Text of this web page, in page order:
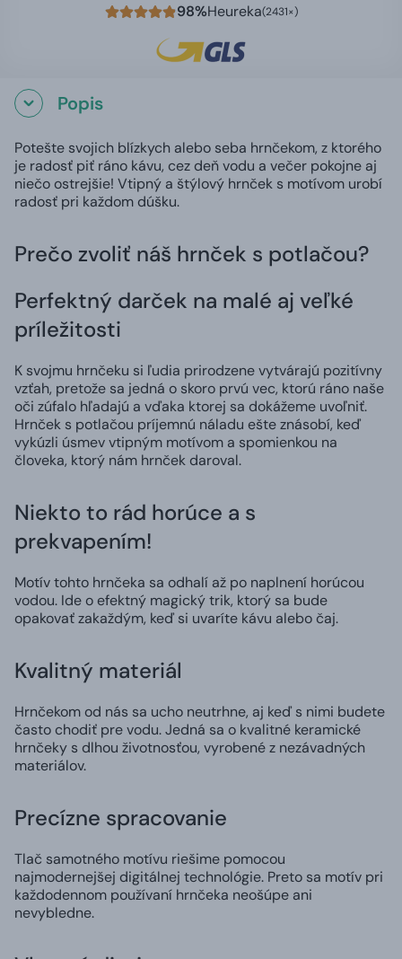
98%Heureka(2431×)
Popis
Potešte svojich blízkych alebo seba hrnčekom, z ktorého
je radosť piť ráno kávu, cez deň vodu a večer pokojne aj
niečo ostrejšie! Vtipný a štýlový hrnček s motívom urobí
radosť pri každom dúšku.
Prečo zvoliť náš hrnček s potlačou?
Perfektný darček na malé aj veľké
príležitosti
K svojmu hrnčeku si ľudia prirodzene vytvárajú pozitívny
vzťah, pretože sa jedná o skoro prvú vec, ktorú ráno naše
oči zúfalo hľadajú a vďaka ktorej sa dokážeme uvoľniť.
Hrnček s potlačou príjemnú náladu ešte znásobí, keď
vykúzli úsmev vtipným motívom a spomienkou na
človeka, ktorý nám hrnček daroval.
Niekto to rád horúce a s
prekvapením!
Motív tohto hrnčeka sa odhalí až po naplnení horúcou
vodou. Ide o efektný magický trik, ktorý sa bude
opakovať zakaždým, keď si uvaríte kávu alebo čaj.
Kvalitný materiál
Hrnčekom od nás sa ucho neutrhne, aj keď s nimi budete
často chodiť pre vodu. Jedná sa o kvalitné keramické
hrnčeky s dlhou životnosťou, vyrobené z nezávadných
materiálov.
Precízne spracovanie
Tlač samotného motívu riešime pomocou
najmodernejšej digitálnej technológie. Preto sa motív pri
každodennom používaní hrnčeka neošúpe ani
nevybledne.